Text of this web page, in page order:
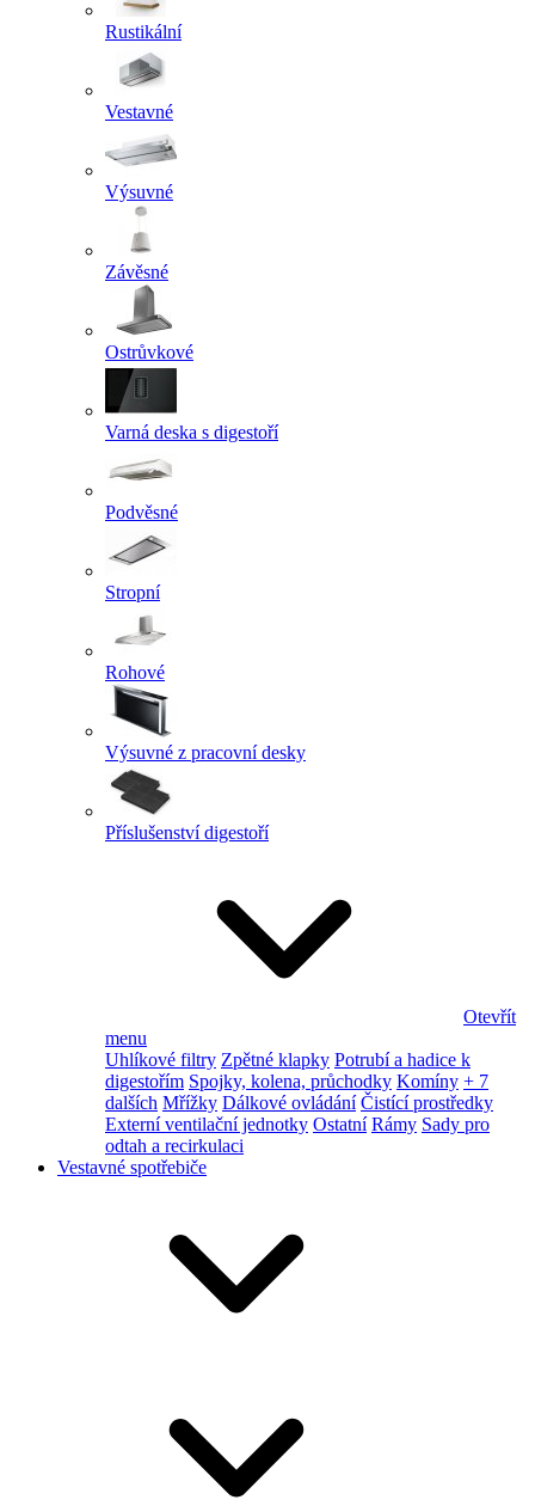
Rustikální
Vestavné
Výsuvné
Závěsné
Ostrůvkové
Varná deska s digestoří
Podvěsné
Stropní
Rohové
Výsuvné z pracovní desky
Příslušenství digestoří
Otevřít
menu
Uhlíkové filtry Zpětné klapky Potrubí a hadice k
digestořím Spojky, kolena, průchodky Komíny + 7
dalších Mřížky Dálkové ovládání Čistící prostředky
Externí ventilační jednotky Ostatní Rámy Sady pro
odtah a recirkulaci
Vestavné spotřebiče